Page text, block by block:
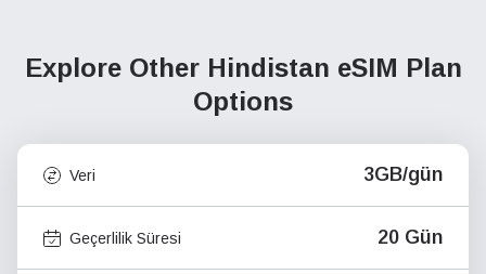
Explore Other Hindistan eSIM Plan
Options
Veri 3GB/gün
Geçerlilik Süresi 20 Gün